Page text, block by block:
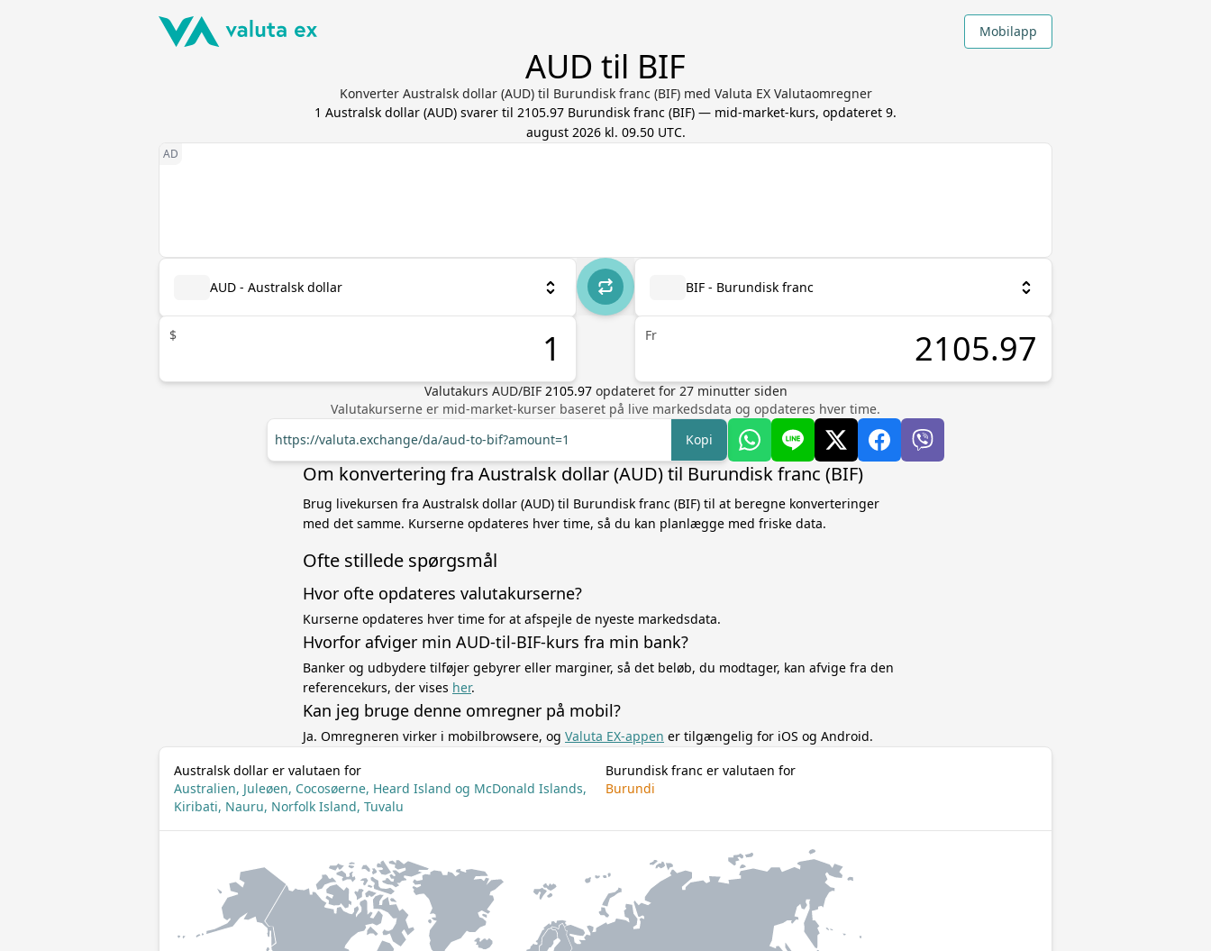
Mobilapp
AUD til BIF
Konverter Australsk dollar (AUD) til Burundisk franc (BIF) med Valuta EX Valutaomregner
1 Australsk dollar (AUD) svarer til 2105.97 Burundisk franc (BIF) — mid-market-kurs, opdateret 9.
august 2026 kl. 09.50 UTC.
AUD - Australsk dollar
$
BIF - Burundisk franc
Fr
Valutakurs AUD/BIF 2105.97 opdateret for 27minutter siden
Valutakurserne er mid-market-kurser baseret på live markedsdata og opdateres hver time.
https://valuta.exchange/da/aud-to-bif?amount=1
Kopi
Om konvertering fra Australsk dollar (AUD) til Burundisk franc (BIF)
Brug livekursen fra Australsk dollar (AUD) til Burundisk franc (BIF) til at beregne konverteringer
med det samme. Kurserne opdateres hver time, så du kan planlægge med friske data.
Ofte stillede spørgsmål
Hvor ofte opdateres valutakurserne?
Kurserne opdateres hver time for at afspejle de nyeste markedsdata.
Hvorfor afviger min AUD-til-BIF-kurs fra min bank?
Banker og udbydere tilføjer gebyrer eller marginer, så det beløb, du modtager, kan afvige fra den
referencekurs, der vises her.
Kan jeg bruge denne omregner på mobil?
Ja. Omregneren virker i mobilbrowsere, og Valuta EX-appen er tilgængelig for iOS og Android.
Australsk dollar er valutaen for
Australien, Juleøen, Cocosøerne, Heard Island og McDonald Islands,
Kiribati, Nauru, Norfolk Island, Tuvalu
Burundisk franc er valutaen for
Burundi